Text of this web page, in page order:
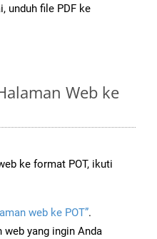
unduh file PDF ke
Web ke
ke format POT, ikuti
web ke POT”.
web yang ingin Anda